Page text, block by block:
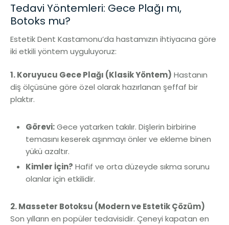
Tedavi Yöntemleri: Gece Plağı mı,
Botoks mu?
Estetik Dent Kastamonu’da hastamızın ihtiyacına göre
iki etkili yöntem uyguluyoruz:
1. Koruyucu Gece Plağı (Klasik Yöntem) Hastanın
diş ölçüsüne göre özel olarak hazırlanan şeffaf bir
plaktır.
Görevi:Gece yatarken takılır. Dişlerin birbirine
temasını keserek aşınmayı önler ve ekleme binen
yükü azaltır.
Kimler İçin? Hafif ve orta düzeyde sıkma sorunu
olanlar için etkilidir.
2. Masseter Botoksu (Modern ve Estetik Çözüm)
Son yılların en popüler tedavisidir. Çeneyi kapatan en